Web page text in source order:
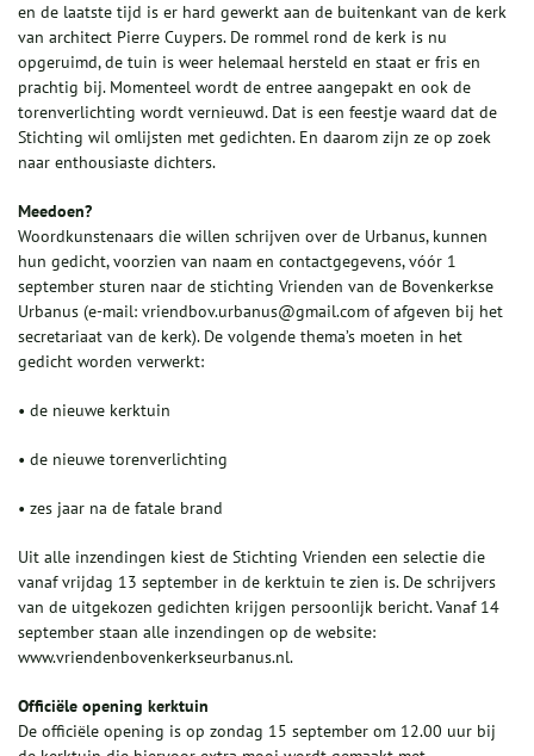
en de laatste tijd is er hard gewerkt aan de buitenkant van de kerk
van architect Pierre Cuypers. De rommel rond de kerk is nu
opgeruimd, de tuin is weer helemaal hersteld en staat er fris en
prachtig bij. Momenteel wordt de entree aangepakt en ook de
torenverlichting wordt vernieuwd. Dat is een feestje waard dat de
Stichting wil omlijsten met gedichten. En daarom zijn ze op zoek
naar enthousiaste dichters.
Meedoen?
Woordkunstenaars die willen schrijven over de Urbanus, kunnen
hun gedicht, voorzien van naam en contactgegevens, vóór 1
september sturen naar de stichting Vrienden van de Bovenkerkse
Urbanus (e-mail: vriendbov.urbanus@gmail.com of afgeven bij het
secretariaat van de kerk). De volgende thema’s moeten in het
gedicht worden verwerkt:
• de nieuwe kerktuin
• de nieuwe torenverlichting
• zes jaar na de fatale brand
Uit alle inzendingen kiest de Stichting Vrienden een selectie die
vanaf vrijdag 13 september in de kerktuin te zien is. De schrijvers
van de uitgekozen gedichten krijgen persoonlijk bericht. Vanaf 14
september staan alle inzendingen op de website:
www.vriendenbovenkerkseurbanus.nl.
Officiële opening kerktuin
De officiële opening is op zondag 15 september om 12.00 uur bij